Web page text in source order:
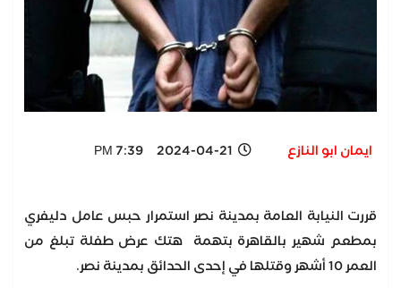
ايمان ابو النازع 2024-04-21 7:39 PM
قررت النيابة العامة بمدينة نصر استمرار حبس عامل دليفري
بمطعم شهير بالقاهرة بتهمة هتك عرض طفلة تبلغ من
العمر 10 أشهر وقتلها في إحدى الحدائق بمدينة نصر.